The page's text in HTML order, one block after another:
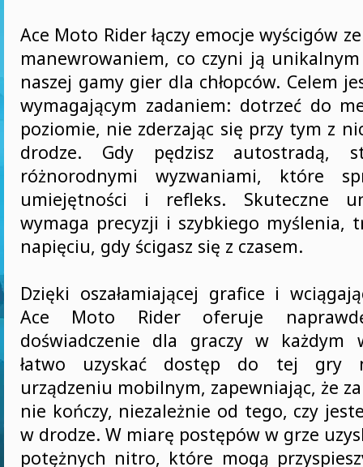
Ace Moto Rider łączy emocje wyścigów
manewrowaniem, co czyni ją
naszej gamy gier dla chłopców. Celem
wymagającym zadaniem: dotrzeć do
poziomie, nie zderzając się przy tym z
drodze. Gdy pędzisz autostradą,
różnorodnymi wyzwaniami, które
umiejętności i refleks. Skuteczne
wymaga precyzji i szybkiego myślenia,
napięciu, gdy ścigasz się z czasem.
Dzięki oszałamiającej grafice i
Ace Moto Rider oferuje
doświadczenie dla graczy w każdym
łatwo uzyskać dostęp do tej gry
urządzeniu mobilnym, zapewniając, że
nie kończy, niezależnie od tego, czy
w drodze. W miarę postępów w grze
potężnych nitro, które mogą